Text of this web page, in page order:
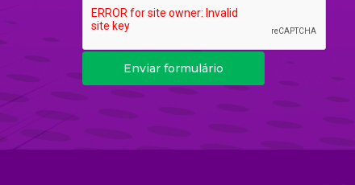
Enviar formulário